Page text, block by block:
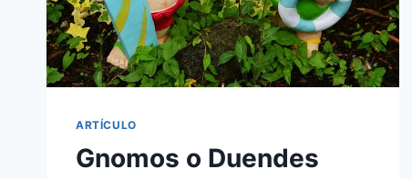
ARTÍCULO
Gnomos o Duendes